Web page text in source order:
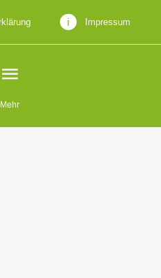
Impressum
Mehr